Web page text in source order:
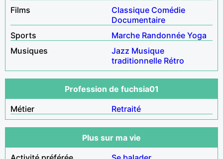
Films
Classique Comédie
Documentaire
Sports
Marche Randonnée Yoga
Musiques
Jazz Musique
traditionnelle Rétro
Profession de fuchsia01
Métier
Retraité
Plus sur ma vie